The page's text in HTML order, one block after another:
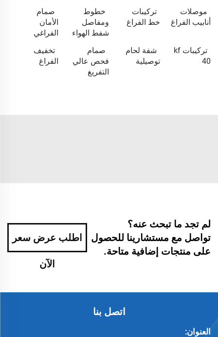
موصلات
أنابيب الفراغ
تركيبات
خط الفراغ
خطوط
ومفاصل
شفط الهواء
صمام
الأمان
الفراغي
تركيبات kf
40
شفة لحام
توصيلية
صمام
فحص عالي
التفريغ
تخفيف
الفراغ
لم تجد ما تبحث عنه؟
تواصل مع مستشارينا للحصول
على منتجات إضافية متاحة.
اطلب عرض سعر
الآن
اتصل بنا
العنوان: